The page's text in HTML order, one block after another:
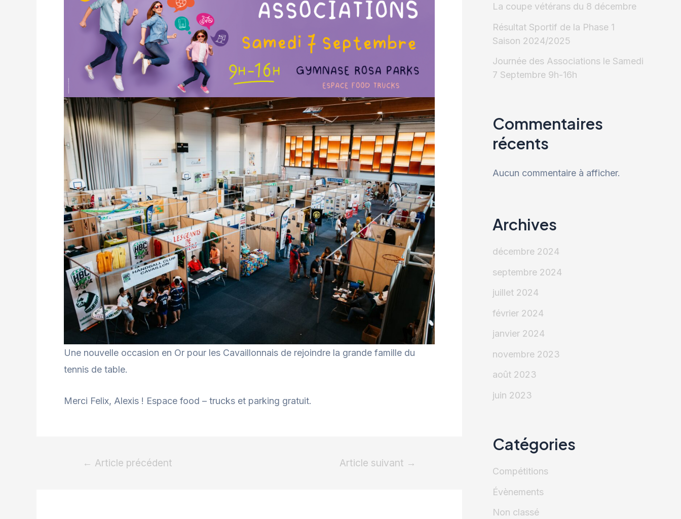
Une nouvelle occasion en Or pour les Cavaillonnais de rejoindre la grande famille du
tennis de table.
Merci Felix, Alexis ! Espace food – trucks et parking gratuit.
← Article précédent Article suivant →
La coupe vétérans du 8 décembre
Résultat Sportif de la Phase 1
Saison 2024/2025
Journée des Associations le Samedi
7 Septembre 9h-16h
Commentaires
récents
Aucun commentaire à afficher.
Archives
décembre 2024
septembre 2024
juillet 2024
février 2024
janvier 2024
novembre 2023
août 2023
juin 2023
Catégories
Compétitions
Évènements
Non classé